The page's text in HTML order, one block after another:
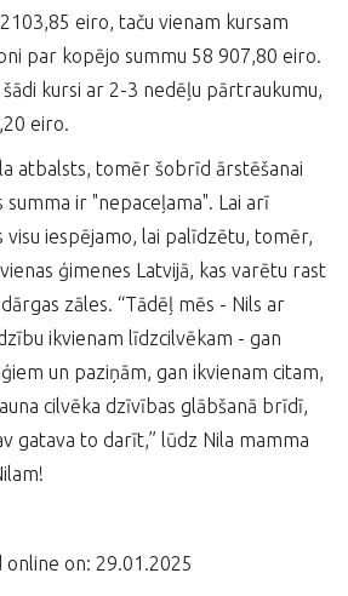
eiro, taču vienam kursam
par kopējo summu 58 907,80 eiro.
kursi ar 2-3 nedēļu pārtraukumu,
eiro.
atbalsts, tomēr šobrīd ārstēšanai
summa ir "nepaceļama". Lai arī
visu iespējamo, lai palīdzētu, tomēr,
ģimenes Latvijā, kas varētu rast
zāles. “Tādēļ mēs - Nils ar
ikvienam līdzcilvēkam - gan
un paziņām, gan ikvienam citam,
cilvēka dzīvības glābšanā brīdī,
gatava to darīt,” lūdz Nila mamma
on: 29.01.2025